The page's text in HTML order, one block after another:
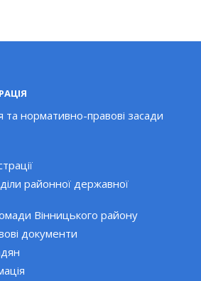
та нормативно-правові засади
районної державної
Вінницького району
документи